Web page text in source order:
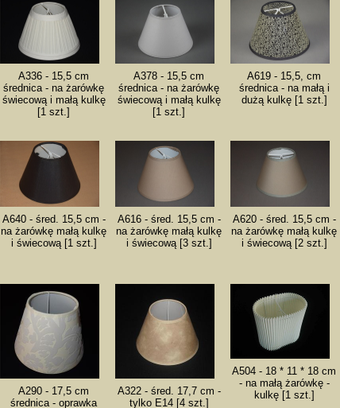
A336 - 15,5 cm
średnica - na żarówkę
świecową i małą kulkę
[1 szt.]
A378 - 15,5 cm
średnica - na żarówkę
świecową i małą kulkę
[1 szt.]
A619 - 15,5, cm
średnica - na małą i
dużą kulkę [1 szt.]
A640 - śred. 15,5 cm -
na żarówkę małą kulkę
i świecową [1 szt.]
A616 - śred. 15,5 cm -
na żarówkę małą kulkę
i świecową [3 szt.]
A620 - śred. 15,5 cm -
na żarówkę małą kulkę
i świecową [2 szt.]
A290 - 17,5 cm
średnica - oprawka
A322 - śred. 17,7 cm -
tylko E14 [4 szt.]
A504 - 18 * 11 * 18 cm
- na małą żarówkę -
kulkę [1 szt.]